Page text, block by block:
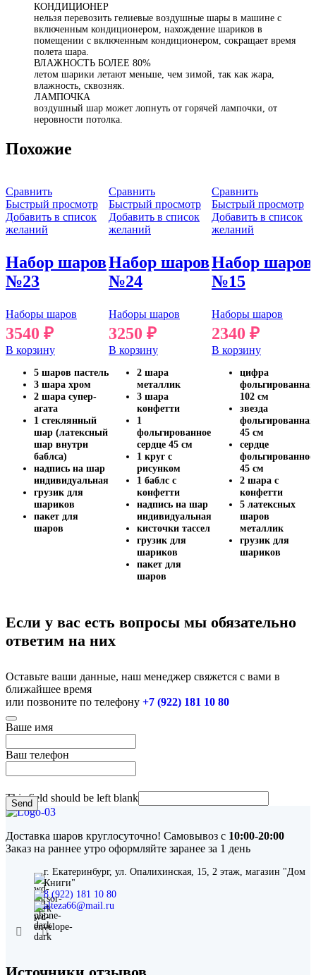
КОНДИЦИОНЕР
нельзя перевозить гелиевые воздушные шары в машине с
включенным кондиционером, нахождение шариков в
помещении с включенным кондиционером, сокращает время
полета шара.
ВЛАЖНОСТЬ БОЛЕЕ 80%
летом шарики летают меньше, чем зимой, так как жара,
влажность, сквозняк.
ЛАМПОЧКА
воздушный шар может лопнуть от горячей лампочки, от
неровности потолка.
Похожие
Сравнить
Быстрый просмотр
Добавить в список
желаний
Набор шаров
№23
Наборы шаров
3540 ₽
В корзину
5 шаров пастель
3 шара хром
2 шара супер-
агата
1 стеклянный
шар (латексный
шар внутри
баблса)
надпись на шар
индивидуальная
грузик для
шариков
пакет для
шаров
Сравнить
Быстрый просмотр
Добавить в список
желаний
Набор шаров
№24
Наборы шаров
3250 ₽
В корзину
2 шара
металлик
3 шара
конфетти
1
фольгированное
сердце 45 см
1 круг с
рисунком
1 баблс с
конфетти
надпись на шар
индивидуальная
кисточки тассел
грузик для
шариков
пакет для
шаров
Сравнить
Быстрый просмотр
Добавить в список
желаний
Набор шаров
№15
Наборы шаров
2340 ₽
В корзину
цифра
фольгированная
102 см
звезда
фольгированная
45 см
сердце
фольгированное
45 см
2 шара с
конфетти
5 латексных
шаров
металлик
грузик для
шариков
Если у вас есть вопросы мы обязательно
ответим на них
Оставьте ваши данные, наш менеджер свяжется с вами в
ближайшее время
или позвоните по телефону +7 (922) 181 10 80
Ваше имя
Ваш телефон
Send
This field should be left blank
Доставка шаров круглосуточно! Самовывоз с 10:00-20:00
Заказ на раннее утро оформляйте заранее за 1 день
г. Екатеринбург, ул. Опалихинская, 15, 2 этаж, магазин "Дом
Книги"
8 (922) 181 10 80
alteza66@mail.ru